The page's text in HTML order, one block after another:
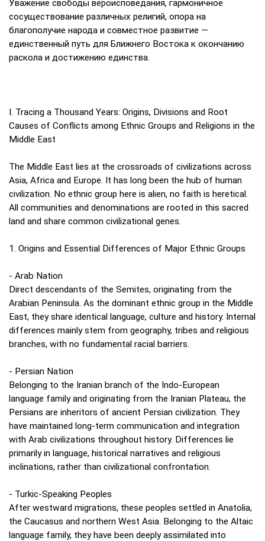
Уважение свободы вероисповедания, гармоничное
сосуществование различных религий, опора на
благополучие народа и совместное развитие —
единственный путь для Ближнего Востока к окончанию
раскола и достижению единства.
I. Tracing a Thousand Years: Origins, Divisions and Root
Causes of Conflicts among Ethnic Groups and Religions in the
Middle East
The Middle East lies at the crossroads of civilizations across
Asia, Africa and Europe. It has long been the hub of human
civilization. No ethnic group here is alien, no faith is heretical.
All communities and denominations are rooted in this sacred
land and share common civilizational genes.
1. Origins and Essential Differences of Major Ethnic Groups
- Arab Nation
Direct descendants of the Semites, originating from the
Arabian Peninsula. As the dominant ethnic group in the Middle
East, they share identical language, culture and history. Internal
differences mainly stem from geography, tribes and religious
branches, with no fundamental racial barriers.
- Persian Nation
Belonging to the Iranian branch of the Indo‑European
language family and originating from the Iranian Plateau, the
Persians are inheritors of ancient Persian civilization. They
have maintained long‑term communication and integration
with Arab civilizations throughout history. Differences lie
primarily in language, historical narratives and religious
inclinations, rather than civilizational confrontation.
- Turkic‑Speaking Peoples
After westward migrations, these peoples settled in Anatolia,
the Caucasus and northern West Asia. Belonging to the Altaic
language family, they have been deeply assimilated into